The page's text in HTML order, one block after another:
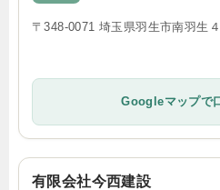
〒348-0071 埼玉県羽生市南羽生
Googleマップで
有限会社今西建設